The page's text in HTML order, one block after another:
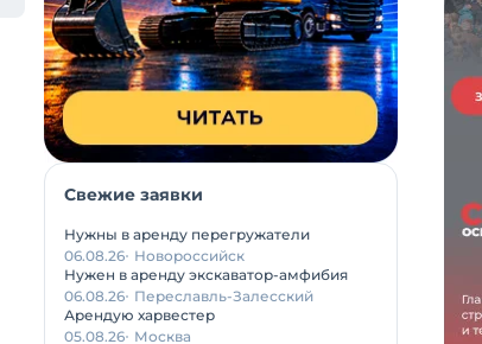
Свежие заявки
Нужны в аренду перегружатели
06.08.26 Новороссийск
Нужен в аренду экскаватор-амфибия
06.08.26 Переславль-Залесский
Арендую харвестер
05.08.26 Москва